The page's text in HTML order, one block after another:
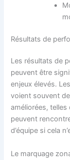
Résultats de
Les résultats de
peuvent être
enjeux élevés.
voient souvent
améliorées,
peuvent
d’équipe si cela
Le marquage